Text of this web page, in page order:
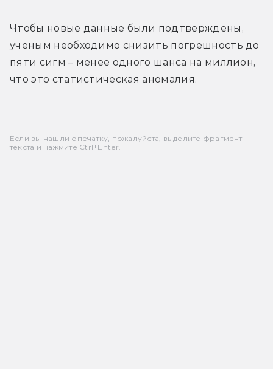
Чтобы новые данные были подтверждены,
ученым необходимо снизить погрешность до
пяти сигм – менее одного шанса на миллион,
что это статистическая аномалия.
Если вы нашли опечатку, пожалуйста, выделите фрагмент
текста и нажмите Ctrl+Enter.